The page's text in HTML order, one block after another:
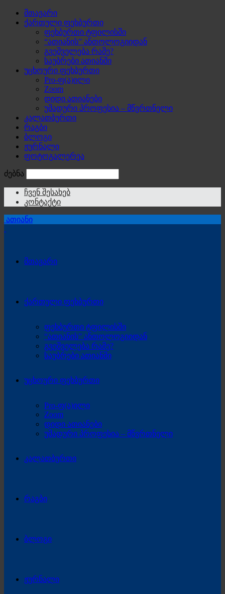
მთავარი
ქართული ფეხბურთი
ფეხბურთი ტფილისში
“ათიანის” ანთოლოგიიდან
გვეშველება რამე?
საუბრები ათიანში
უცხოური ფეხბურთი
Pro-ფ(ა)ილი
Zoom
დიდი ათიანები
უმადური პროფესია – მწვრთნელი
კალათბურთი
რაგბი
ბლოგი
ჟურნალი
ფოტოგალერეა
ძებნა
ჩვენ შესახებ
კონტაქტი
ათიანი
მთავარი
ქართული ფეხბურთი
ფეხბურთი ტფილისში
“ათიანის” ანთოლოგიიდან
გვეშველება რამე?
საუბრები ათიანში
უცხოური ფეხბურთი
Pro-ფ(ა)ილი
Zoom
დიდი ათიანები
უმადური პროფესია – მწვრთნელი
კალათბურთი
რაგბი
ბლოგი
ჟურნალი